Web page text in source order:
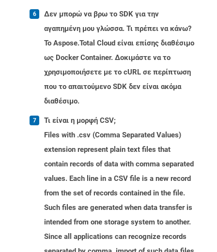
Δεν μπορώ να βρω το SDK για την
αγαπημένη μου γλώσσα. Τι πρέπει να κάνω?
Το Aspose.Total Cloud είναι επίσης διαθέσιμο
ως Docker Container. Δοκιμάστε να το
χρησιμοποιήσετε με το cURL σε περίπτωση
που το απαιτούμενο SDK δεν είναι ακόμα
διαθέσιμο.
Τι είναι η μορφή CSV;
Files with .csv (Comma Separated Values)
extension represent plain text files that
contain records of data with comma separated
values. Each line in a CSV file is a new record
from the set of records contained in the file.
Such files are generated when data transfer is
intended from one storage system to another.
Since all applications can recognize records